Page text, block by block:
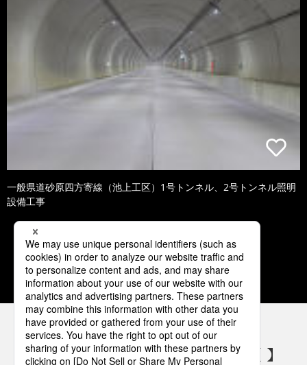
一般県道砂原四方寄線（池上工区）1号トンネル、2号トンネル照明
設備工事
1 2 3 4 5
パナソニックの電気設備 SNSアカウント